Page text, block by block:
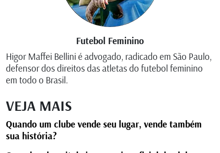
Futebol Feminino
Higor Maffei Bellini é advogado, radicado em São Paulo,
defensor dos direitos das atletas do futebol feminino
em todo o Brasil.
VEJA MAIS
Quando um clube vende seu lugar, vende também
sua história?